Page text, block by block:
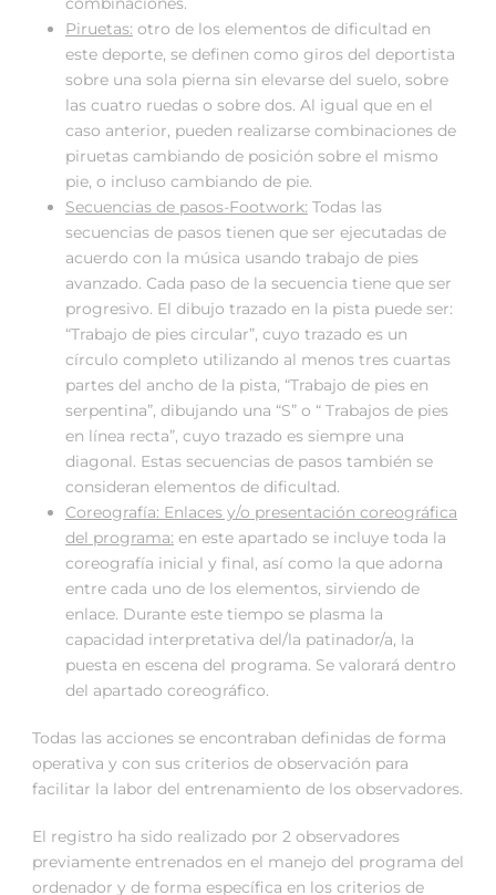
Piruetas: otro de los elementos de dificultad en
este deporte, se definen como giros del deportista
sobre una sola pierna sin elevarse del suelo, sobre
las cuatro ruedas o sobre dos. Al igual que en el
caso anterior, pueden realizarse combinaciones de
piruetas cambiando de posición sobre el mismo
pie, o incluso cambiando de pie.
Secuencias de pasos-Footwork: Todas las
secuencias de pasos tienen que ser ejecutadas de
acuerdo con la música usando trabajo de pies
avanzado. Cada paso de la secuencia tiene que ser
progresivo. El dibujo trazado en la pista puede ser:
“Trabajo de pies circular”, cuyo trazado es un
círculo completo utilizando al menos tres cuartas
partes del ancho de la pista, “Trabajo de pies en
serpentina”, dibujando una “S” o “ Trabajos de pies
en línea recta”, cuyo trazado es siempre una
diagonal. Estas secuencias de pasos también se
consideran elementos de dificultad.
Coreografía: Enlaces y/o presentación coreográfica
del programa: en este apartado se incluye toda la
coreografía inicial y final, así como la que adorna
entre cada uno de los elementos, sirviendo de
enlace. Durante este tiempo se plasma la
capacidad interpretativa del/la patinador/a, la
puesta en escena del programa. Se valorará dentro
del apartado coreográfico.
Todas las acciones se encontraban definidas de forma
operativa y con sus criterios de observación para
facilitar la labor del entrenamiento de los observadores.
El registro ha sido realizado por 2 observadores
previamente entrenados en el manejo del programa del
ordenador y de forma específica en los criterios de